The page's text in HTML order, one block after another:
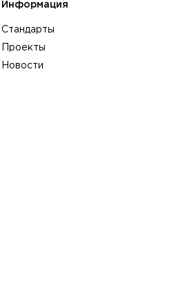
Информация
Стандарты
Проекты
Новости